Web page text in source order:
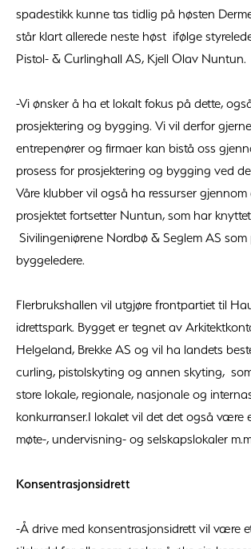
spadestikk kunne tas tidlig på høsten
står klart allerede neste høst ifølge
Pistol- & Curlinghall AS, Kjell Olav Nuntun.
-Vi ønsker å ha et lokalt fokus på dette,
prosjektering og bygging. Vi vil derfor
entrepenører og firmaer kan bistå oss
prosess for prosjektering og bygging ved
Våre klubber vil også ha ressurser
prosjektet fortsetter Nuntun, som har
Sivilingeniørene Nordbø & Seglem AS som
byggeledere.
Flerbrukshallen vil utgjøre frontpartiet til
idrettspark. Bygget er tegnet av
Helgeland, Brekke AS og vil ha landets
curling, pistolskyting og annen skyting,
store lokale, regionale, nasjonale og
konkurranser.I lokalet vil det det også være
møte-, undervisning- og selskapslokaler
Konsentrasjonsidrett
-Å drive med konsentrasjonsidrett vil være